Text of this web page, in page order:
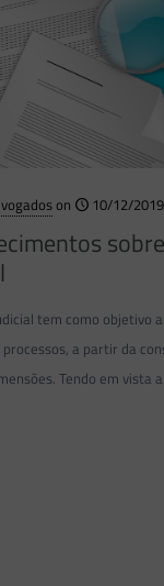
on 10/12/2019
tem como objetivo
processos, a partir da
Tendo em vista a